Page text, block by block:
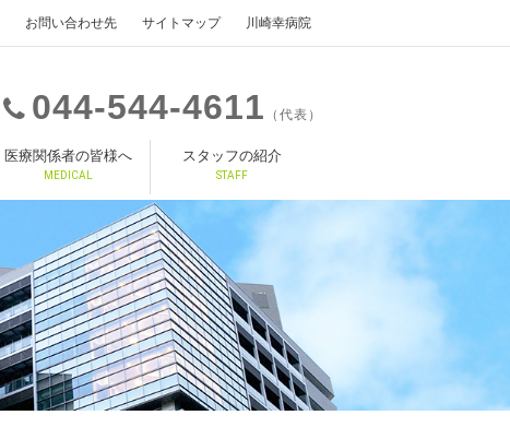
お問い合わせ先 サイトマップ 川崎幸病院
044 544 4611 （代表）
医療関係者の皆様へ
MEDICAL
スタッフの紹介
STAFF